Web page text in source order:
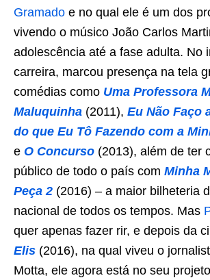
Gramado e no qual ele é um dos
vivendo o músico João Carlos
adolescência até a fase adulta. No
carreira, marcou presença na tela
comédias como Uma Professora
Maluquinha (2011), Eu Não Faço
do que Eu Tô Fazendo com a
e O Concurso (2013), além de ter
público de todo o país com Minha
Peça 2 (2016) – a maior bilheteria
nacional de todos os tempos. Mas
quer apenas fazer rir, e depois da
Elis (2016), na qual viveu o
Motta, ele agora está no seu